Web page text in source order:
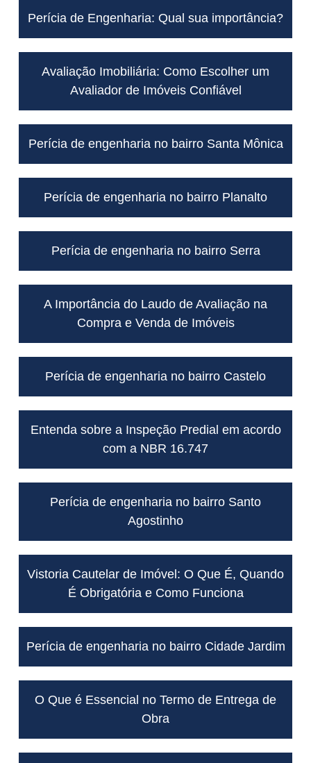
Perícia de Engenharia: Qual sua importância?
Avaliação Imobiliária: Como Escolher um
Avaliador de Imóveis Confiável
Perícia de engenharia no bairro Santa Mônica
Perícia de engenharia no bairro Planalto
Perícia de engenharia no bairro Serra
A Importância do Laudo de Avaliação na
Compra e Venda de Imóveis
Perícia de engenharia no bairro Castelo
Entenda sobre a Inspeção Predial em acordo
com a NBR 16.747
Perícia de engenharia no bairro Santo
Agostinho
Vistoria Cautelar de Imóvel: O Que É, Quando
É Obrigatória e Como Funciona
Perícia de engenharia no bairro Cidade Jardim
O Que é Essencial no Termo de Entrega de
Obra